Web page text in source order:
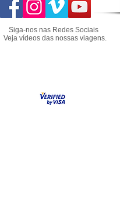
Siga-nos nas Redes Sociais
Veja vídeos das nossas viagens.